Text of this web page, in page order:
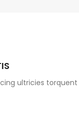
ultricies torquent